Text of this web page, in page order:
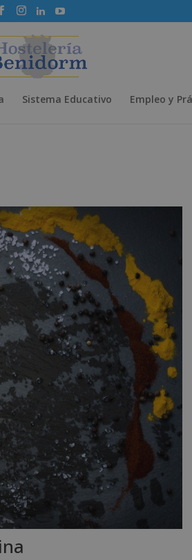
Sistema Educativo Empleo y